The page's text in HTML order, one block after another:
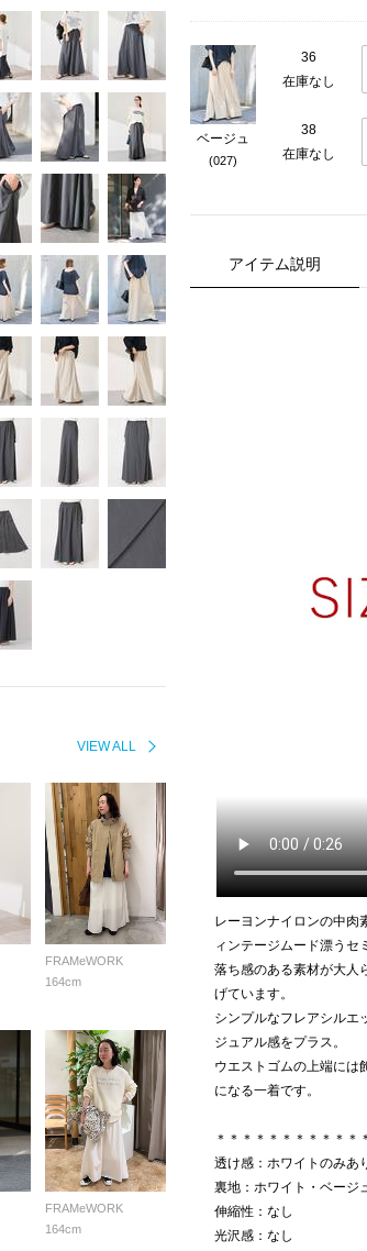
VIEW ALL
FRAMeWORK
164cm
FRAMeWORK
164cm
ベージュ
(027)
36
在庫なし
38
在庫なし
アイテム説明
レーヨンナイロンの中肉
ィンテージムード漂うセ
落ち感のある素材が大人
げています。
シンプルなフレアシルエ
ジュアル感をプラス。
ウエストゴムの上端には
になる一着です。
＊＊＊＊＊＊＊＊＊＊＊
透け感：ホワイトのみあ
裏地：ホワイト・ベージ
伸縮性：なし
光沢感：なし